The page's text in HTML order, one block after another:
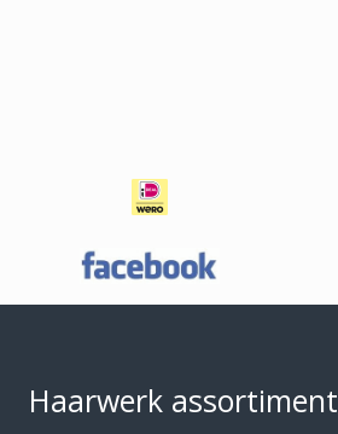
Haarwerk assortiment